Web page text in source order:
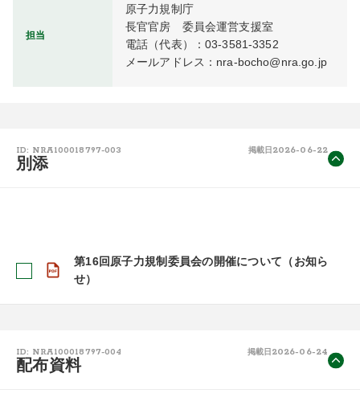
担当
原子力規制庁
長官官房　委員会運営支援室
電話（代表）：03-3581-3352
メールアドレス：nra-bocho@nra.go.jp
ID: NRA100018797-003 掲載日 2026-06-22
別添
第16回原子力規制委員会の開催について（お知ら
せ）
ID: NRA100018797-004 掲載日 2026-06-24
配布資料